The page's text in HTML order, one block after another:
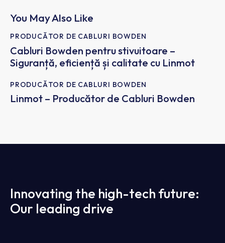
You May Also Like
PRODUCĂTOR DE CABLURI BOWDEN
Cabluri Bowden pentru stivuitoare –
Siguranță, eficiență și calitate cu Linmot
PRODUCĂTOR DE CABLURI BOWDEN
Linmot – Producător de Cabluri Bowden
Innovating the high-tech future:
Our leading drive